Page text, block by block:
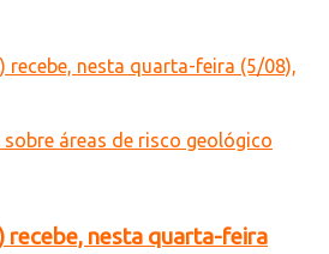
recebe, nesta quarta-feira